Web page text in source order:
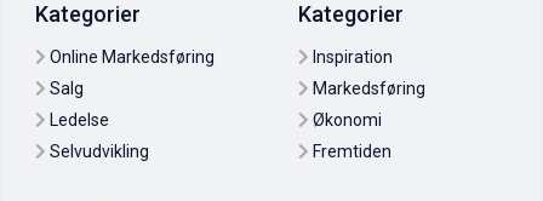
Kategorier
Online Markedsføring
Salg
Ledelse
Selvudvikling
Kategorier
Inspiration
Markedsføring
Økonomi
Fremtiden